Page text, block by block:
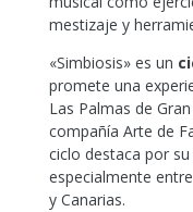
mestizaje y
«Simbiosis» es un
promete una
Las Palmas de
compañía Arte de
ciclo destaca por
especialmente
y Canarias.